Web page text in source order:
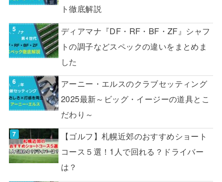
ト徹底解説
ディアマナ『DF・RF・BF・ZF』シャフ
トの調子などスペックの違いをまとめま
した
アーニー・エルスのクラブセッティング
2025最新～ビッグ・イージーの道具とこ
だわり～
【ゴルフ】札幌近郊のおすすめショート
コース５選！1人で回れる？ドライバー
は？